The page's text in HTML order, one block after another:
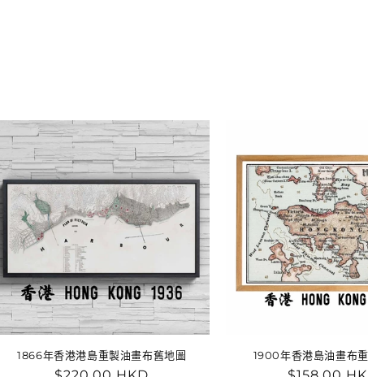
1866年香港港島重製油畫布舊地圖 1900年香港島油畫布